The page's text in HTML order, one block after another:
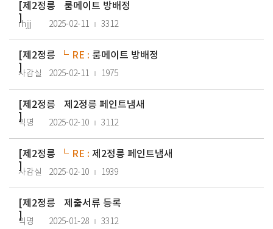
[제2정릉
]
룸메이트 방배정
rhjjj 2025-02-11 3312
[제2정릉
]
RE : 룸메이트 방배정
사감실 2025-02-11 1975
[제2정릉
]
제2정릉 페인트냄새
익명 2025-02-10 3112
[제2정릉
]
RE : 제2정릉 페인트냄새
사감실 2025-02-10 1939
[제2정릉
]
제출서류 등록
익명 2025-01-28 3312